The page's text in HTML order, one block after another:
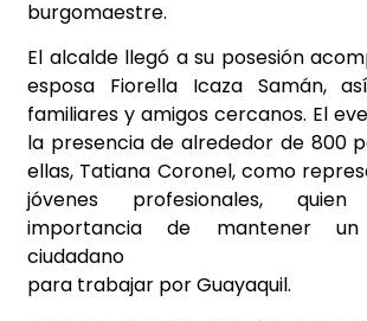
burgomaestre.
El alcalde llegó a su posesión
esposa Fiorella Icaza Samán,
familiares y amigos cercanos. El
la presencia de alrededor de 800
ellas, Tatiana Coronel, como
jóvenes profesionales,
importancia de mantener un
ciudadano
para trabajar por Guayaquil.